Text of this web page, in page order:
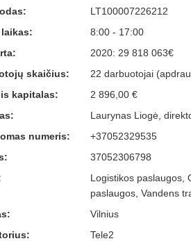
LT100007226212
8:00 - 17:00
2020: 29 818 063€
skaičius:
22 darbuotojai
kapitalas:
2 896,00 €
Laurynas Liogė,
numeris:
+37052329535
37052306798
Logistikos paslaugos,
paslaugos, Vandens
Vilnius
Tele2